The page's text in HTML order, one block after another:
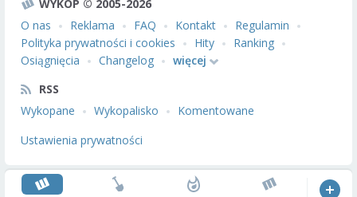
WYKOP © 2005-2026
O nas
Reklama FAQ Kontakt
Regulamin
Polityka prywatności i cookies
Hity
Ranking
Osiągnięcia
Changelog
więcej
RSS
Wykopane
Wykopalisko
Komentowane
Ustawienia prywatności